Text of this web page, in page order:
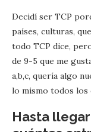
Decidí ser TCP
países, culturas,
todo TCP dice,
de 9-5 que me
a,b,c, quería algo
lo mismo todos los
Hasta